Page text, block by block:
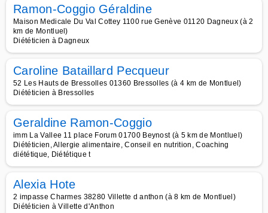
Ramon-Coggio Géraldine
Maison Medicale Du Val Cottey 1100 rue Genève 01120 Dagneux (à 2
km de Montluel)
Diététicien à Dagneux
Caroline Bataillard Pecqueur
52 Les Hauts de Bressolles 01360 Bressolles (à 4 km de Montluel)
Diététicien à Bressolles
Geraldine Ramon-Coggio
imm La Vallee 11 place Forum 01700 Beynost (à 5 km de Montluel)
Diététicien, Allergie alimentaire, Conseil en nutrition, Coaching
diététique, Diététique t
Alexia Hote
2 impasse Charmes 38280 Villette d anthon (à 8 km de Montluel)
Diététicien à Villette d'Anthon